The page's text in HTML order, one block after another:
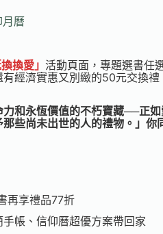
月曆
換愛」 活動頁面，專題選書任
經濟實惠又別緻的50元交換禮
和永恆價值的不朽寶藏──正如
些尚未出世的人的禮物。」
再享禮品77折
帳、信仰曆超優方案帶回家